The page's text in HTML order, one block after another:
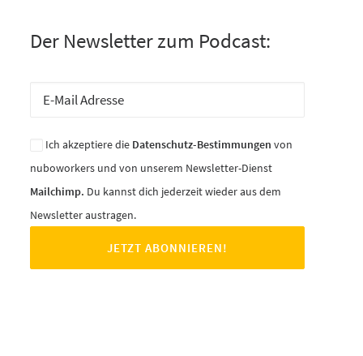
Der Newsletter zum Podcast:
Ich akzeptiere die Datenschutz-Bestimmungen von
nuboworkers und von unserem Newsletter-Dienst
Mailchimp. Du kannst dich jederzeit wieder aus dem
Newsletter austragen.